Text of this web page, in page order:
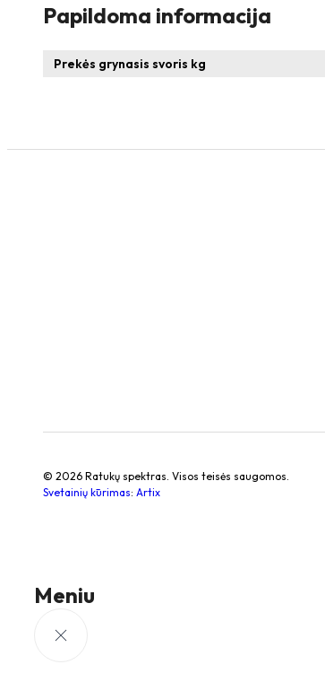
Papildoma informacija
Prekės grynasis svoris kg
© 2026 Ratukų spektras. Visos teisės saugomos.
Svetainių kūrimas: Artix
Meniu